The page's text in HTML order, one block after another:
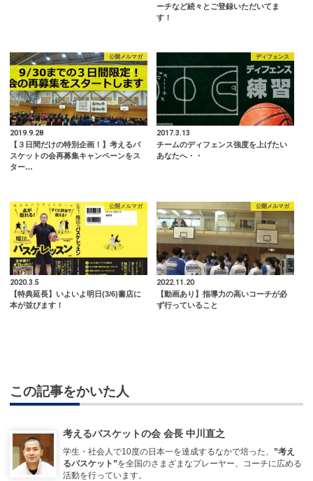
ーチなど続々とご登録いただいてま
す！
公開メルマガ
2019.9.28
【３日間だけの特別企画！】考えるバ
スケットの会再募集キャンペーンをス
ター…
ディフェンス
2017.3.13
チームのディフェンス強度を上げたい
あなたへ・・
公開メルマガ
2020.3.5
【特典延長】いよいよ明日(3/6)書店に
本が並びます！
公開メルマガ
2022.11.20
【動画あり】指導力の高いコーチが必
ず行っていること
この記事をかいた人
考えるバスケットの会 会長 中川直之
学生・社会人で10度の日本一を達成するなかで培った、 ”考え
るバスケット”を全国のさまざまなプレーヤー、コーチに広める
活動を行っています。